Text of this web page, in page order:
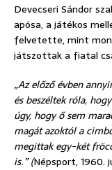
Devecseri Sándor
apósa, a játékos
felvetette, mint
játszottak a fiatal
„Az előző évben
és beszéltek róla,
úgy, hogy ő sem
magát azoktól a
megittak egy-két
is.” (Népsport, 1960.